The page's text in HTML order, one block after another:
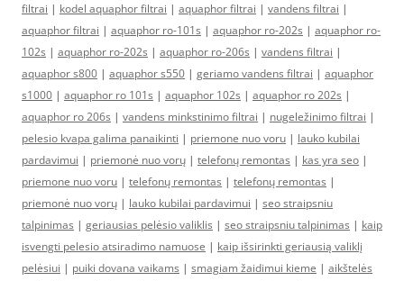
filtrai | kodel aquaphor filtrai | aquaphor filtrai | vandens filtrai |
aquaphor filtrai | aquaphor ro-101s | aquaphor ro-202s | aquaphor ro-
102s | aquaphor ro-202s | aquaphor ro-206s | vandens filtrai |
aquaphor s800 | aquaphor s550 | geriamo vandens filtrai | aquaphor
s1000 | aquaphor ro 101s | aquaphor 102s | aquaphor ro 202s |
aquaphor ro 206s | vandens minkstinimo filtrai | nugeležinimo filtrai |
pelesio kvapa galima panaikinti | priemone nuo voru | lauko kubilai
pardavimui | priemonė nuo vorų | telefonų remontas | kas yra seo |
priemone nuo voru | telefonų remontas | telefonų remontas |
priemonė nuo vorų | lauko kubilai pardavimui | seo straipsniu
talpinimas | geriausias pelėsio valiklis | seo straipsniu talpinimas | kaip
isvengti pelesio atsiradimo namuose | kaip išsirinkti geriausią valiklį
pelėsiui | puiki dovana vaikams | smagiam žaidimui kieme | aikštelės